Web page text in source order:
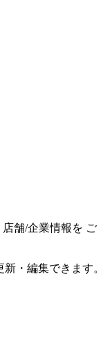
店舗/企業情報を ご
・編集できます。